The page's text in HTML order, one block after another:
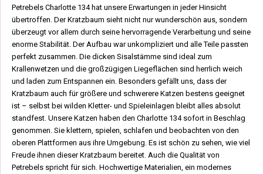
Petrebels Charlotte 134 hat unsere Erwartungen in jeder Hinsicht
übertroffen. Der Kratzbaum sieht nicht nur wunderschön aus, sondern
überzeugt vor allem durch seine hervorragende Verarbeitung und seine
enorme Stabilität. Der Aufbau war unkompliziert und alle Teile passten
perfekt zusammen. Die dicken Sisalstämme sind ideal zum
Krallenwetzen und die großzügigen Liegeflächen sind herrlich weich
und laden zum Entspannen ein. Besonders gefällt uns, dass der
Kratzbaum auch für größere und schwerere Katzen bestens geeignet
ist – selbst bei wilden Kletter- und Spieleinlagen bleibt alles absolut
standfest. Unsere Katzen haben den Charlotte 134 sofort in Beschlag
genommen. Sie klettern, spielen, schlafen und beobachten von den
oberen Plattformen aus ihre Umgebung. Es ist schön zu sehen, wie viel
Freude ihnen dieser Kratzbaum bereitet. Auch die Qualität von
Petrebels spricht für sich. Hochwertige Materialien, ein modernes